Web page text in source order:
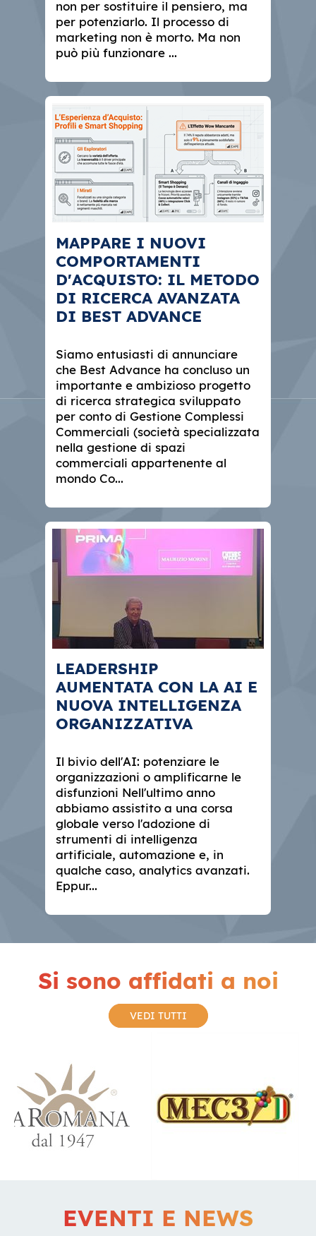
non per sostituire il pensiero, ma
per potenziarlo. Il processo di
marketing non è morto. Ma non
può più funzionare ...
MAPPARE I NUOVI
COMPORTAMENTI
D'ACQUISTO: IL METODO
DI RICERCA AVANZATA
DI BEST ADVANCE
Siamo entusiasti di annunciare
che Best Advance ha concluso un
importante e ambizioso progetto
di ricerca strategica sviluppato
per conto di Gestione Complessi
Commerciali (società specializzata
nella gestione di spazi
commerciali appartenente al
mondo Co...
LEADERSHIP
AUMENTATA CON LA AI E
NUOVA INTELLIGENZA
ORGANIZZATIVA
Il bivio dell'AI: potenziare le
organizzazioni o amplificarne le
disfunzioni Nell'ultimo anno
abbiamo assistito a una corsa
globale verso l'adozione di
strumenti di intelligenza
artificiale, automazione e, in
qualche caso, analytics avanzati.
Eppur...
Si sono affidati a noi
VEDI TUTTI
EVENTI E NEWS